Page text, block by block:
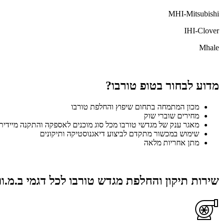
MHI-Mitsubishi
IHI-Clover
Mhale
מדוע לבחור בטופ טורבו?
מכון המתמחה בתחום שיפוץ והחלפת טורבו
מחירים שוברי שוק
מאגר ענק של מגדשי טורבו מכל סוג מוכנים לאספקה והתקנה
שימוש במכשור מתקדם לביצוע דיאגנוסטיקה ותיקונים
מתן אחריות מלאה
שירות תיקון והחלפת מגדש טורבו לכל דגמי